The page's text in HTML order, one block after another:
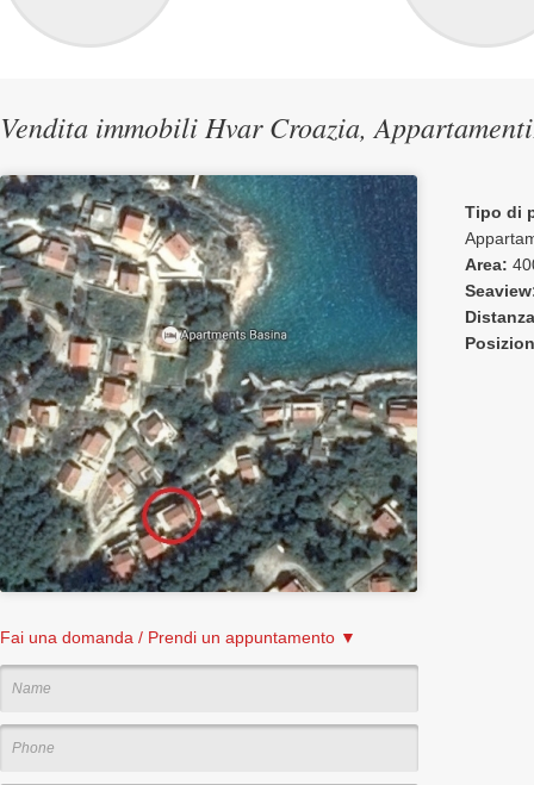
Vendita immobili Hvar Croazia,
Fai una domanda / Prendi un appuntamento ▼
Tipo di
Area: